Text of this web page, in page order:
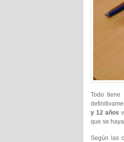
Todo
y 12 años
que se
Según las